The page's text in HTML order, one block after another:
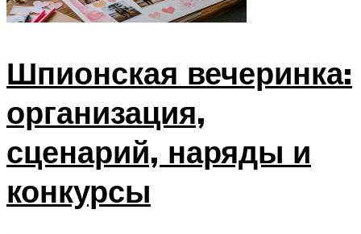
Шпионская вечеринка:
организация,
сценарий, наряды и
конкурсы